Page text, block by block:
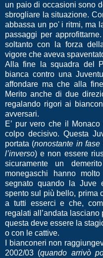
un paio di occasioni sono
sbrogliare la situazione.
abbassa un po' i ritmi, ma
passaggi per
soltanto con la forza
vigore che aveva
Alla fine la squadra del
bianca contro una
affondare ma che alla
Merito anche di due
regalando rigori ai
avversari.
E’ pur vero che il
colpo decisivo. Questa
portata (nonostante in fase
l’inverso) e non essere
sicuramente un
monegaschi hanno
segnato quando la
spento sul più bello, prima
a tutti esserci e che,
regalati all’andata
questa deve essere la
o con le cattive.
I bianconeri non
2002/03 (quando arrivò